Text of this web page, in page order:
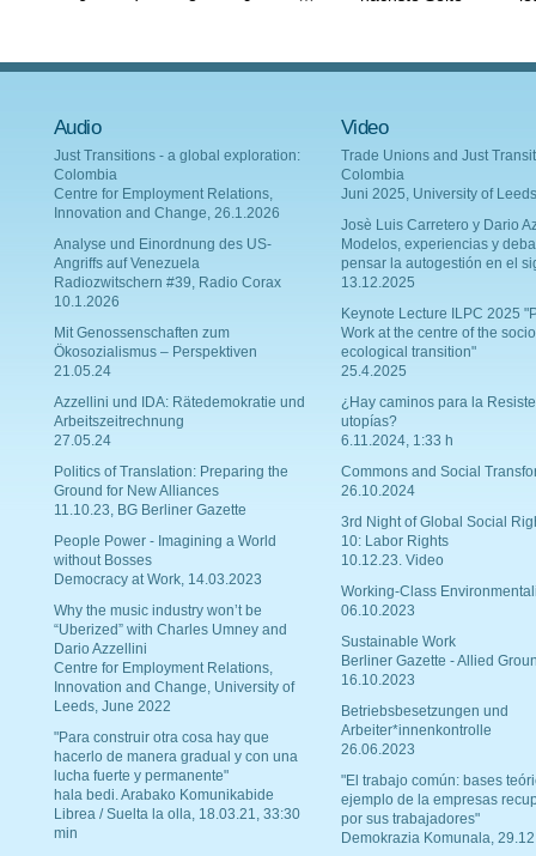
Audio
Just Transitions - a global exploration:
Colombia
Centre for Employment Relations,
Innovation and Change, 26.1.2026
Analyse und Einordnung des US-
Angriffs auf Venezuela
Radiozwitschern #39, Radio Corax
10.1.2026
Mit Genossenschaften zum
Ökosozialismus – Perspektiven
21.05.24
Azzellini und IDA: Rätedemokratie und
Arbeitszeitrechnung
27.05.24
Politics of Translation: Preparing the
Ground for New Alliances
11.10.23, BG Berliner Gazette
People Power - Imagining a World
without Bosses
Democracy at Work, 14.03.2023
Why the music industry won’t be
“Uberized” with Charles Umney and
Dario Azzellini
Centre for Employment Relations,
Innovation and Change, University of
Leeds, June 2022
"Para construir otra cosa hay que
hacerlo de manera gradual y con una
lucha fuerte y permanente"
hala bedi. Arabako Komunikabide
Librea / Suelta la olla, 18.03.21, 33:30
min
Video
Trade Unions and Just
Colombia
Juni 2025, University of Leeds
Josè Luis Carretero y Dario
Modelos, experiencias y
pensar la autogestión en el
13.12.2025
Keynote Lecture ILPC 2025
Work at the centre of the
ecological transition"
25.4.2025
¿Hay caminos para la
utopías?
6.11.2024, 1:33 h
Commons and Social
26.10.2024
3rd Night of Global Social
10: Labor Rights
10.12.23. Video
Working-Class
06.10.2023
Sustainable Work
Berliner Gazette - Allied
16.10.2023
Betriebsbesetzungen und
Arbeiter*innenkontrolle
26.06.2023
"El trabajo común: bases
ejemplo de la empresas
por sus trabajadores"
Demokrazia Komunala,